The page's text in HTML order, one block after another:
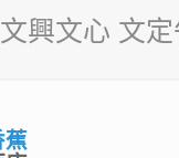
興文心 文
蕉